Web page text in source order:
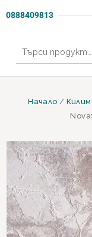
0888409813
за:
Начало /